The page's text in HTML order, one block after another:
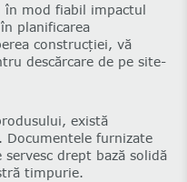
în mod fiabil impactul
planificarea
construcției, vă
descărcare de pe site-
există
Documentele furnizate
servesc drept bază solidă
timpurie.